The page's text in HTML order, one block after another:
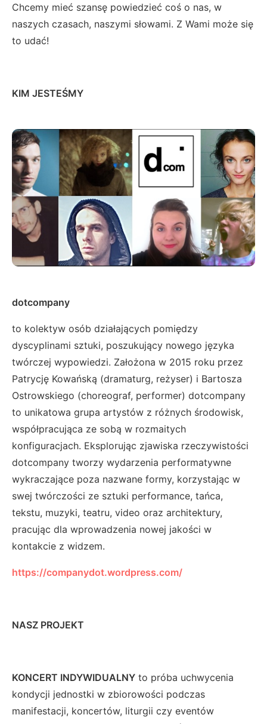
Chcemy mieć szansę powiedzieć coś o nas, w
naszych czasach, naszymi słowami. Z Wami może się
to udać!
KIM JESTEŚMY
dotcompany
to kolektyw osób działających pomiędzy
dyscyplinami sztuki, poszukujący nowego języka
twórczej wypowiedzi. Założona w 2015 roku przez
Patrycję Kowańską (dramaturg, reżyser) i Bartosza
Ostrowskiego (choreograf, performer) dotcompany
to unikatowa grupa artystów z różnych środowisk,
współpracująca ze sobą w rozmaitych
konfiguracjach. Eksplorując zjawiska rzeczywistości
dotcompany tworzy wydarzenia performatywne
wykraczające poza nazwane formy, korzystając w
swej twórczości ze sztuki performance, tańca,
tekstu, muzyki, teatru, video oraz architektury,
pracując dla wprowadzenia nowej jakości w
kontakcie z widzem.
https://companydot.wordpress.com/
NASZ PROJEKT
KONCERT INDYWIDUALNY to próba uchwycenia
kondycji jednostki w zbiorowości podczas
manifestacji, koncertów, liturgii czy eventów